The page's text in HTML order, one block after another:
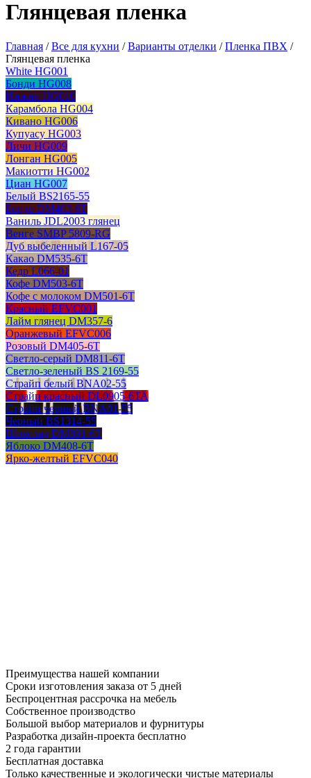
Глянцевая пленка
Главная /Все для кухни /Варианты отделки /Пленка ПВХ /
Глянцевая пленка
White HG001
Бонди HG008
Инжир HG010
Карамбола HG004
Кивано HG006
Купуасу HG003
Личи HG009
Лонган HG005
Макиотти HG002
Циан HG007
Белый BS2165-55
Бордо DM403-6T
Ваниль JDL2003 глянец
Венге SMBP 5809-RG
Дуб выбеленный L167-05
Какао DM535-6T
Кедр L066-01
Кофе DM503-6T
Кофе с молоком DM501-6T
Красный EFVC001
Лайм глянец DM357-6
Оранжевый EFVC006
Розовый DM405-6T
Светло-серый DM811-6T
Светло-зеленый BS 2169-55
Страйп белый BNA02-55
Страйп красный DL0905-6TA
Страйп черный BNA01-55
Черный BS1314-55
Шоколад DM891-6T
Яблоко DM408-6T
Ярко-желтый EFVC040
Преимущества нашей компании
Сроки изготовления заказа от 5 дней
Беспроцентная рассрочка на мебель
Собственное производство
Большой выбор материалов и фурнитуры
Разработка дизайн-проекта бесплатно
2 года гарантии
Бесплатная доставка
Только качественные и экологически чистые материалы